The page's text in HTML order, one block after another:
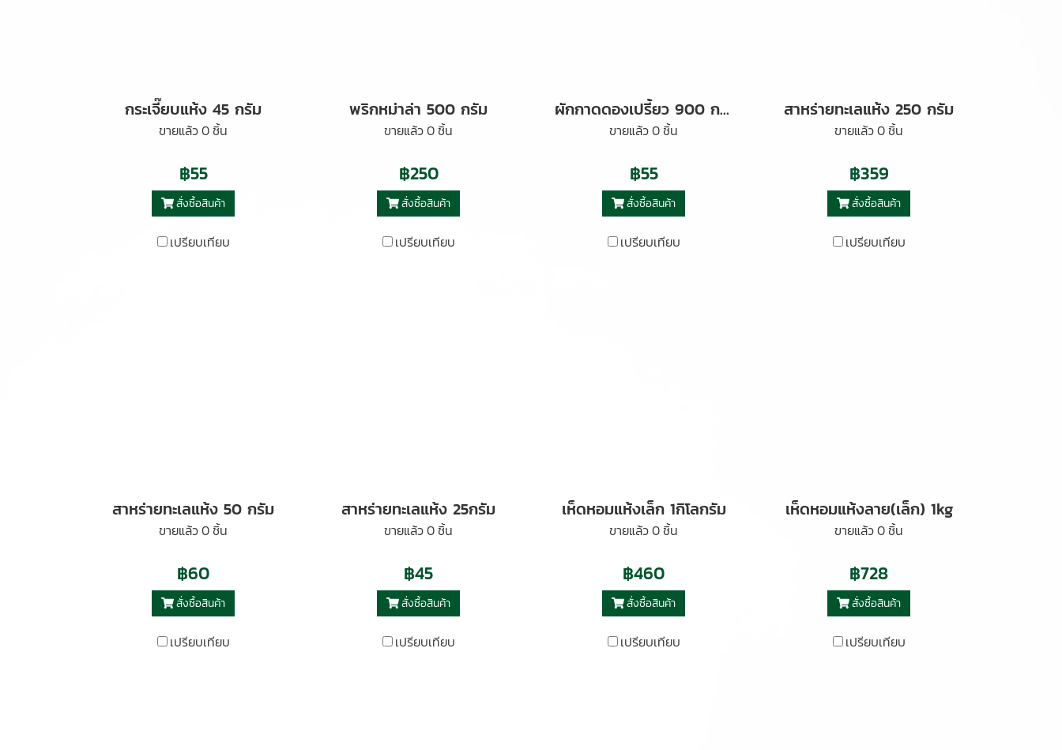
กระเจี๊ยบแห้ง 45 กรัม
ขายแล้ว 0 ชิ้น
฿55
สั่งซื้อสินค้า
เปรียบเทียบ
พริกหม่าล่า 500 กรัม
ขายแล้ว 0 ชิ้น
฿250
สั่งซื้อสินค้า
เปรียบเทียบ
ผักกาดดองเปรี้ยว 900 กรัม
ขายแล้ว 0 ชิ้น
฿55
สั่งซื้อสินค้า
เปรียบเทียบ
สาหร่ายทะเลแห้ง 250 กรัม
ขายแล้ว 0 ชิ้น
฿359
สั่งซื้อสินค้า
เปรียบเทียบ
สาหร่ายทะเลแห้ง 50 กรัม
ขายแล้ว 0 ชิ้น
฿60
สั่งซื้อสินค้า
เปรียบเทียบ
สาหร่ายทะเลแห้ง 25กรัม
ขายแล้ว 0 ชิ้น
฿45
สั่งซื้อสินค้า
เปรียบเทียบ
เห็ดหอมแห้งเล็ก 1กิโลกรัม
ขายแล้ว 0 ชิ้น
฿460
สั่งซื้อสินค้า
เปรียบเทียบ
เห็ดหอมแห้งลาย(เล็ก) 1kg
ขายแล้ว 0 ชิ้น
฿728
สั่งซื้อสินค้า
เปรียบเทียบ